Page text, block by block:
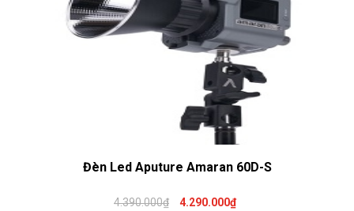
Đèn Led Aputure Amaran 60D-S
4.390.000₫ 4.290.000₫